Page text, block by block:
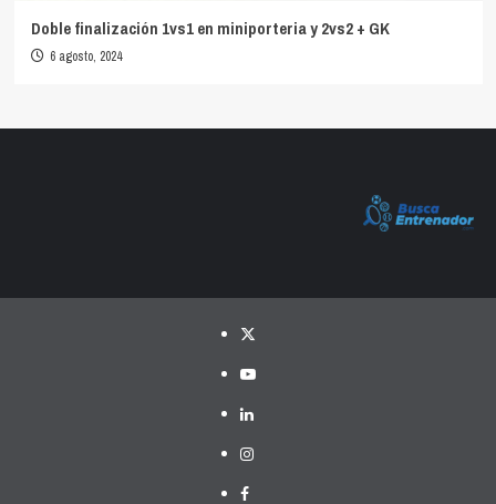
Doble finalización 1vs1 en miniporteria y 2vs2 + GK
6 agosto, 2024
Twitter
YouTube
LinkedIn
Instagram
Facebook